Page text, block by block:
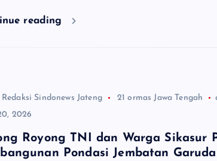
reading
Redaksi Sindonews Jateng 21 ormas Jawa Tengah
2026
Royong TNI dan Warga Sikasur
Pondasi Jembatan Garuda